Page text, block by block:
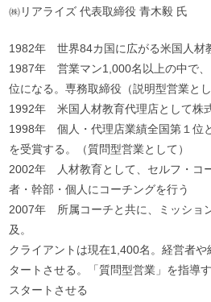
㈱リアライズ 代表取締役 青木毅 氏
1982年 世界84カ国に広がる米国人
1987年 営業マン1,000名以上の中で、
位になる。専務取締役（説明型営業とし
1992年 米国人材教育代理店として株
1998年 個人・代理店業績全国第１位
を受賞する。（質問型営業として）
2002年 人材教育として、セルフ・コ
者・幹部・個人にコーチングを行う
2007年 所属コーチと共に、ミッショ
及。
クライアントは現在1,400名。経営者
タートさせる。「質問型営業」を指導
スタートさせる